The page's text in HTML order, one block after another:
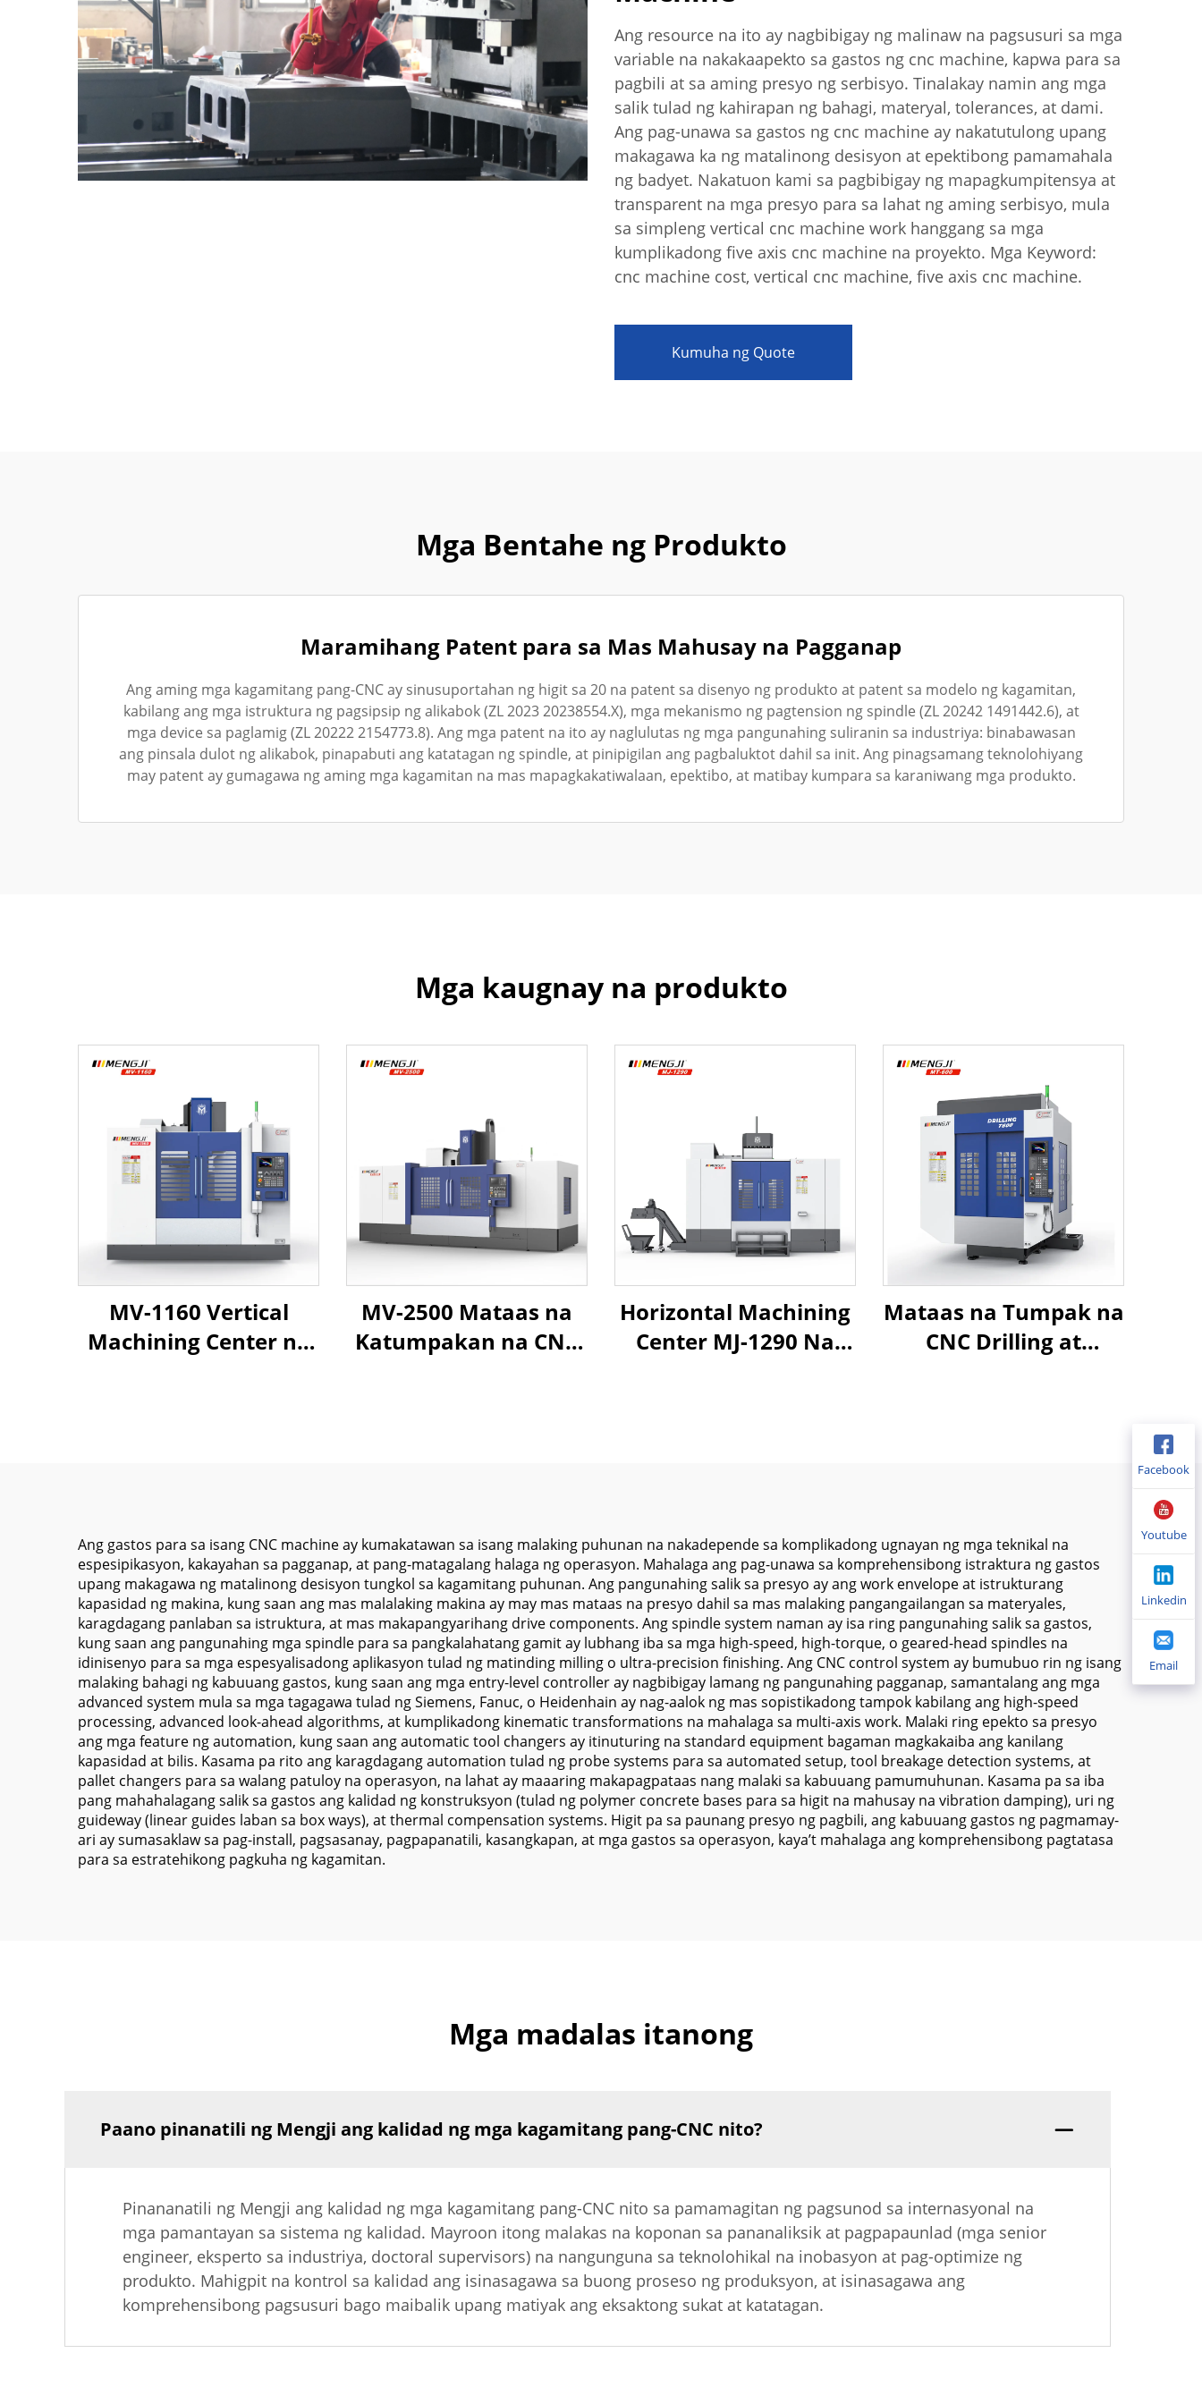
Industriya Ng Kagamitan
Pangmedikal
Pagsasakay Ng Enerhiya Sa
Hangin
Ang resource na ito ay nagbibigay ng malinaw na pagsusuri sa mga
variable na nakakaapekto sa gastos ng cnc machine, kapwa para sa
pagbili at sa aming presyo ng serbisyo. Tinalakay namin ang mga
salik tulad ng kahirapan ng bahagi, materyal, tolerances, at dami.
Ang pag-unawa sa gastos ng cnc machine ay nakatutulong upang
makagawa ka ng matalinong desisyon at epektibong pamamahala
ng badyet. Nakatuon kami sa pagbibigay ng mapagkumpitensya at
transparent na mga presyo para sa lahat ng aming serbisyo, mula
sa simpleng vertical cnc machine work hanggang sa mga
kumplikadong five axis cnc machine na proyekto. Mga Keyword:
cnc machine cost, vertical cnc machine, five axis cnc machine.
Kumuha ng Quote
Mga Bentahe ng Produkto
Maramihang Patent para sa Mas Mahusay na Pagganap
Ang aming mga kagamitang pang-CNC ay sinusuportahan ng higit sa 20 na patent sa disenyo ng produkto at patent sa modelo ng kagamitan,
kabilang ang mga istruktura ng pagsipsip ng alikabok (ZL 2023 20238554.X), mga mekanismo ng pagtension ng spindle (ZL 20242 1491442.6), at
mga device sa paglamig (ZL 20222 2154773.8). Ang mga patent na ito ay naglulutas ng mga pangunahing suliranin sa industriya: binabawasan
ang pinsala dulot ng alikabok, pinapabuti ang katatagan ng spindle, at pinipigilan ang pagbaluktot dahil sa init. Ang pinagsamang teknolohiyang
may patent ay gumagawa ng aming mga kagamitan na mas mapagkakatiwalaan, epektibo, at matibay kumpara sa karaniwang mga produkto.
Mga kaugnay na produkto
MV-1160 Vertical
Machining Center na
ng Metal
MV-2500 Mataas na
Katumpakan na CNC
ng Tool
Horizontal Machining
Center MJ-1290 Na
Spindle
Mataas na Tumpak na
CNC Drilling at
Ang gastos para sa isang CNC machine ay kumakatawan sa isang malaking puhunan na nakadepende sa komplikadong ugnayan ng mga teknikal na
espesipikasyon, kakayahan sa pagganap, at pang-matagalang halaga ng operasyon. Mahalaga ang pag-unawa sa komprehensibong istraktura ng gastos
upang makagawa ng matalinong desisyon tungkol sa kagamitang puhunan. Ang pangunahing salik sa presyo ay ang work envelope at istrukturang
kapasidad ng makina, kung saan ang mas malalaking makina ay may mas mataas na presyo dahil sa mas malaking pangangailangan sa materyales,
karagdagang panlaban sa istruktura, at mas makapangyarihang drive components. Ang spindle system naman ay isa ring pangunahing salik sa gastos,
kung saan ang pangunahing mga spindle para sa pangkalahatang gamit ay lubhang iba sa mga high-speed, high-torque, o geared-head spindles na
idinisenyo para sa mga espesyalisadong aplikasyon tulad ng matinding milling o ultra-precision finishing. Ang CNC control system ay bumubuo rin ng isang
malaking bahagi ng kabuuang gastos, kung saan ang mga entry-level controller ay nagbibigay lamang ng pangunahing pagganap, samantalang ang mga
advanced system mula sa mga tagagawa tulad ng Siemens, Fanuc, o Heidenhain ay nag-aalok ng mas sopistikadong tampok kabilang ang high-speed
processing, advanced look-ahead algorithms, at kumplikadong kinematic transformations na mahalaga sa multi-axis work. Malaki ring epekto sa presyo
ang mga feature ng automation, kung saan ang automatic tool changers ay itinuturing na standard equipment bagaman magkakaiba ang kanilang
kapasidad at bilis. Kasama pa rito ang karagdagang automation tulad ng probe systems para sa automated setup, tool breakage detection systems, at
pallet changers para sa walang patuloy na operasyon, na lahat ay maaaring makapagpataas nang malaki sa kabuuang pamumuhunan. Kasama pa sa iba
pang mahahalagang salik sa gastos ang kalidad ng konstruksyon (tulad ng polymer concrete bases para sa higit na mahusay na vibration damping), uri ng
guideway (linear guides laban sa box ways), at thermal compensation systems. Higit pa sa paunang presyo ng pagbili, ang kabuuang gastos ng pagmamay-
ari ay sumasaklaw sa pag-install, pagsasanay, pagpapanatili, kasangkapan, at mga gastos sa operasyon, kaya’t mahalaga ang komprehensibong pagtatasa
para sa estratehikong pagkuha ng kagamitan.
Mga madalas itanong
Paano pinanatili ng Mengji ang kalidad ng mga kagamitang pang-CNC nito?
Pinananatili ng Mengji ang kalidad ng mga kagamitang pang-CNC nito sa pamamagitan ng pagsunod sa internasyonal na
mga pamantayan sa sistema ng kalidad. Mayroon itong malakas na koponan sa pananaliksik at pagpapaunlad (mga senior
engineer, eksperto sa industriya, doctoral supervisors) na nangunguna sa teknolohikal na inobasyon at pag-optimize ng
produkto. Mahigpit na kontrol sa kalidad ang isinasagawa sa buong proseso ng produksyon, at isinasagawa ang
komprehensibong pagsusuri bago maibalik upang matiyak ang eksaktong sukat at katatagan.
Facebook
Youtube
Linkedin
Email